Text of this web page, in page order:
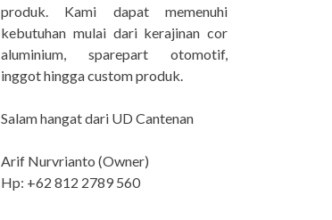
produk. Kami dapat memenuhi
kebutuhan mulai dari kerajinan cor
aluminium, sparepart otomotif,
inggot hingga custom produk.
Salam hangat dari UD Cantenan
Arif Nurvrianto (Owner)
Hp: +62 812 2789 560